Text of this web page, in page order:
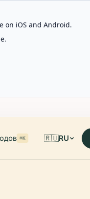
on iOS and Android.
⌘K 🇷🇺RU